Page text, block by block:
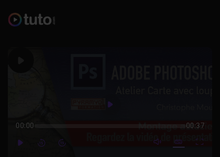
Play
00:00 00:37
PlayForwardForward mute video
Subtitles